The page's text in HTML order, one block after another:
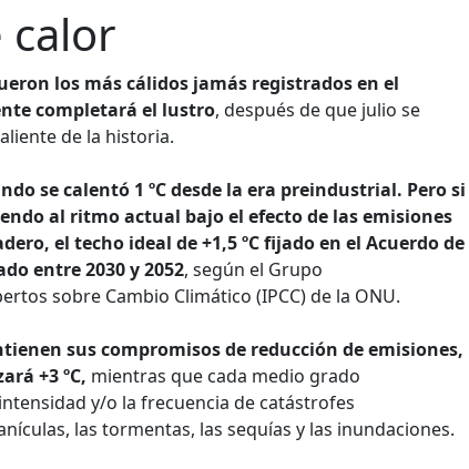
calor
los más cálidos jamás registrados en el
completará el lustro, después de que julio se
de la historia.
se calentó 1 ºC desde la era preindustrial. Pero si
al ritmo actual bajo el efecto de las emisiones
el techo ideal de +1,5 ºC fijado en el Acuerdo de
entre 2030 y 2052, según el Grupo
sobre Cambio Climático (IPCC) de la ONU.
sus compromisos de reducción de emisiones,
+3 ºC, mientras que cada medio grado
y/o la frecuencia de catástrofes
las tormentas, las sequías y las inundaciones.